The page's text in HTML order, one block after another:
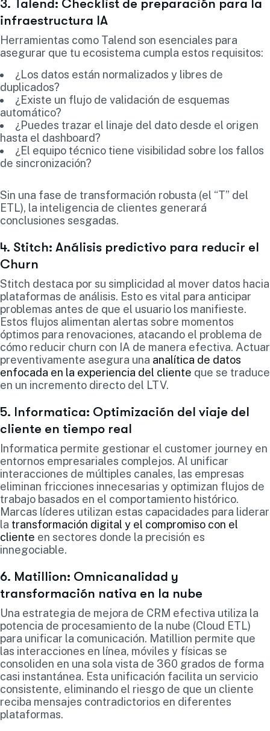
3. Talend: Checklist de preparación para la
infraestructura IA
Herramientas como Talend son esenciales para
asegurar que tu ecosistema cumpla estos requisitos:
¿Los datos están normalizados y libres de
duplicados?
¿Existe un flujo de validación de esquemas
automático?
¿Puedes trazar el linaje del dato desde el origen
hasta el dashboard?
¿El equipo técnico tiene visibilidad sobre los fallos
de sincronización?
Sin una fase de transformación robusta (el “T” del
ETL), la inteligencia de clientes generará
conclusiones sesgadas.
4. Stitch: Análisis predictivo para reducir el
Churn
Stitch destaca por su simplicidad al mover datos hacia
plataformas de análisis. Esto es vital para anticipar
problemas antes de que el usuario los manifieste.
Estos flujos alimentan alertas sobre momentos
óptimos para renovaciones, atacando el problema de
cómo reducir churn con IA de manera efectiva. Actuar
preventivamente asegura una analítica de datos
enfocada en la experiencia del cliente que se traduce
en un incremento directo del LTV.
5. Informatica: Optimización del viaje del
cliente en tiempo real
Informatica permite gestionar el customer journey en
entornos empresariales complejos. Al unificar
interacciones de múltiples canales, las empresas
eliminan fricciones innecesarias y optimizan flujos de
trabajo basados en el comportamiento histórico.
Marcas líderes utilizan estas capacidades para liderar
la transformación digital y el compromiso con el
cliente en sectores donde la precisión es
innegociable.
6. Matillion: Omnicanalidad y
transformación nativa en la nube
Una estrategia de mejora de CRM efectiva utiliza la
potencia de procesamiento de la nube (Cloud ETL)
para unificar la comunicación. Matillion permite que
las interacciones en línea, móviles y físicas se
consoliden en una sola vista de 360 grados de forma
casi instantánea. Esta unificación facilita un servicio
consistente, eliminando el riesgo de que un cliente
reciba mensajes contradictorios en diferentes
plataformas.